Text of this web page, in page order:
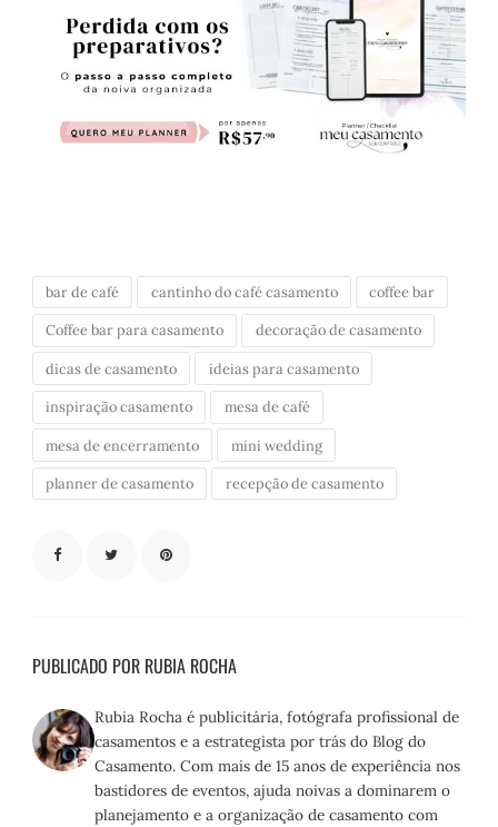
bar de café cantinho do café casamento coffee bar
Coffee bar para casamento decoração de casamento
dicas de casamento ideias para casamento
inspiração casamento mesa de café
mesa de encerramento mini wedding
planner de casamento recepção de casamento
PUBLICADO POR RUBIA ROCHA
Rubia Rocha é publicitária, fotógrafa profissional de
casamentos e a estrategista por trás do Blog do
Casamento. Com mais de 15 anos de experiência nos
bastidores de eventos, ajuda noivas a dominarem o
planejamento e a organização de casamento com